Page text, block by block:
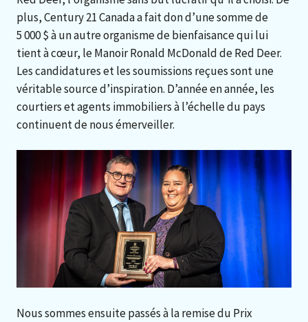
plus, Century 21 Canada a fait don d’une somme de
5 000 $ à un autre organisme de bienfaisance qui lui
tient à cœur, le Manoir Ronald McDonald de Red Deer.
Les candidatures et les soumissions reçues sont une
véritable source d’inspiration. D’année en année, les
courtiers et agents immobiliers à l’échelle du pays
continuent de nous émerveiller.
Nous sommes ensuite passés à la remise du Prix